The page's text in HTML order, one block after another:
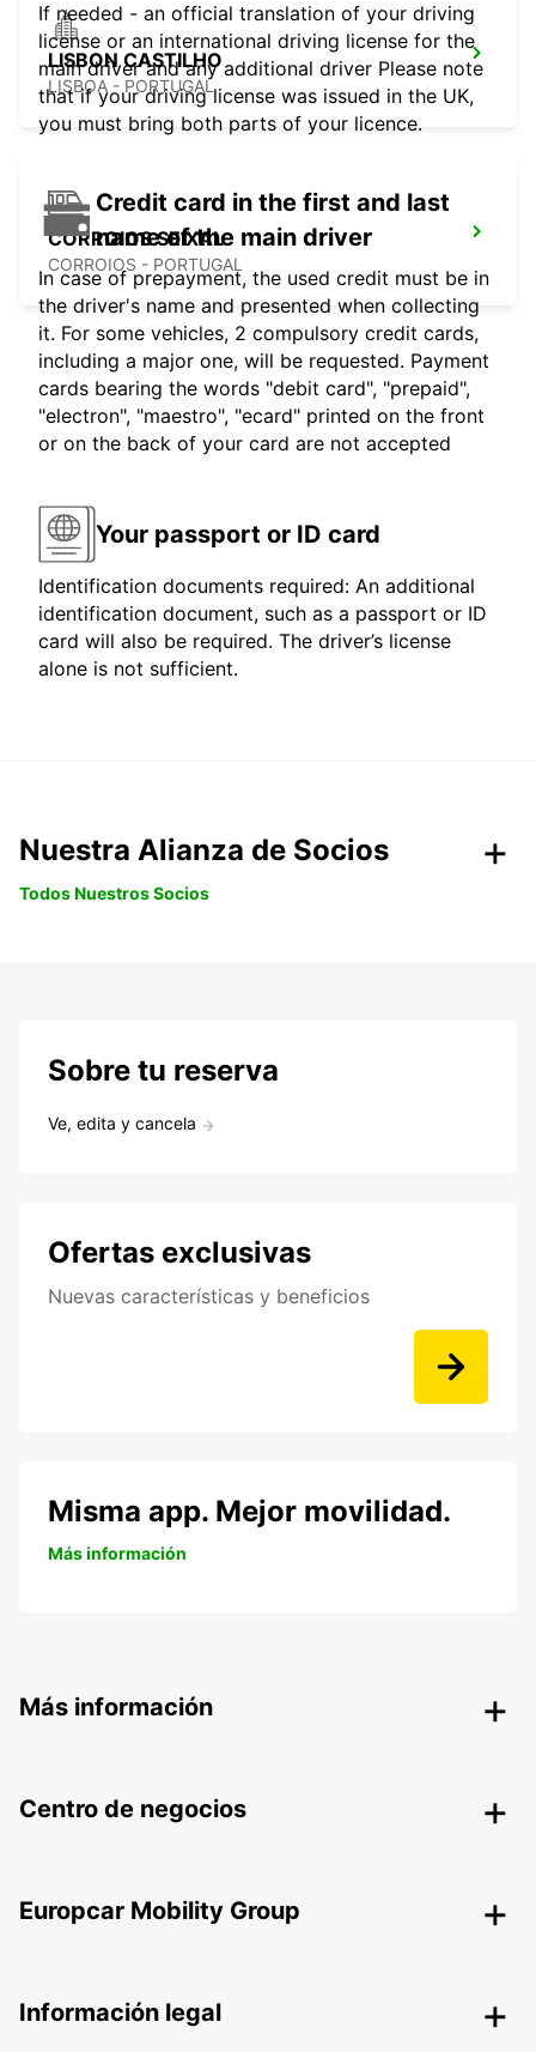
LISBON CASTILHO
LISBOA - PORTUGAL
CORROIOS SEIXAL
CORROIOS - PORTUGAL
If needed - an official translation of your driving
license or an international driving license for the
main driver and any additional driver Please note
that if your driving license was issued in the UK,
you must bring both parts of your licence.
Credit card in the first and last
name of the main driver
In case of prepayment, the used credit must be in
the driver's name and presented when collecting
it. For some vehicles, 2 compulsory credit cards,
including a major one, will be requested. Payment
cards bearing the words "debit card", "prepaid",
"electron", "maestro", "ecard" printed on the front
or on the back of your card are not accepted
Your passport or ID card
Identification documents required: An additional
identification document, such as a passport or ID
card will also be required. The driver’s license
alone is not sufficient.
Nuestra Alianza de Socios
Todos Nuestros Socios
Sobre tu reserva
Ve, edita y cancela
Ofertas exclusivas
Nuevas características y beneficios
Misma app. Mejor movilidad.
Más información
Más información
Centro de negocios
Europcar Mobility Group
Información legal